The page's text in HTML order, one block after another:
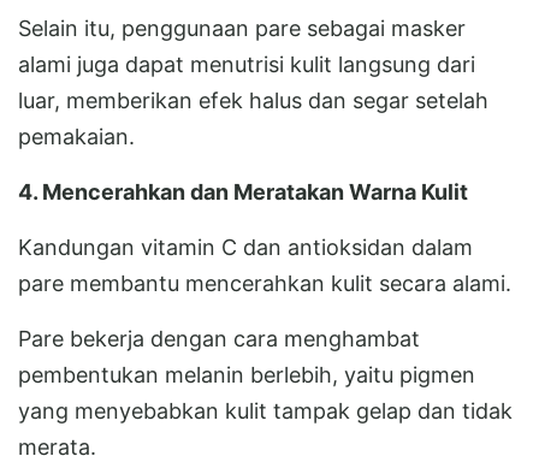
Selain itu, penggunaan pare sebagai masker
alami juga dapat menutrisi kulit langsung dari
luar, memberikan efek halus dan segar setelah
pemakaian.
4. Mencerahkan dan Meratakan Warna Kulit
Kandungan vitamin C dan antioksidan dalam
pare membantu mencerahkan kulit secara alami.
Pare bekerja dengan cara menghambat
pembentukan melanin berlebih, yaitu pigmen
yang menyebabkan kulit tampak gelap dan tidak
merata.